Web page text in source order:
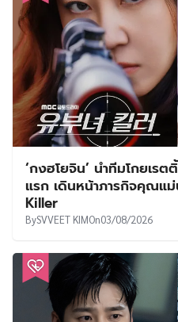
‘กงฮโยจิน’ นำทีมโกยเร
แรก เดินหน้าภารกิจคุณแ
Killer
BySVVEET KIMOn03/08/2026